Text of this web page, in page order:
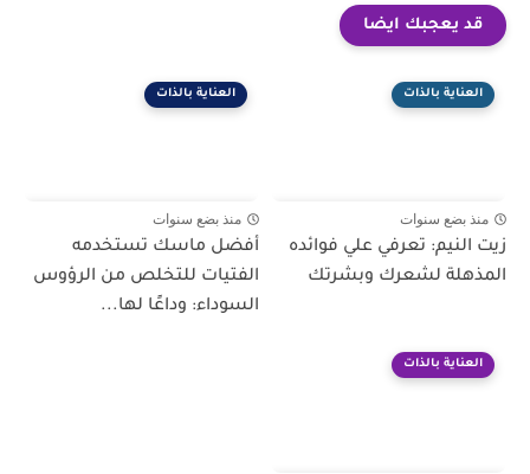
قد يعجبك ايضا
العناية بالذات
منذ بضع سنوات
زيت النيم: تعرفي علي فوائده
المذهلة لشعرك وبشرتك
العناية بالذات
منذ بضع سنوات
أفضل ماسك تستخدمه
الفتيات للتخلص من الرؤوس
السوداء: وداعًا لها...
العناية بالذات